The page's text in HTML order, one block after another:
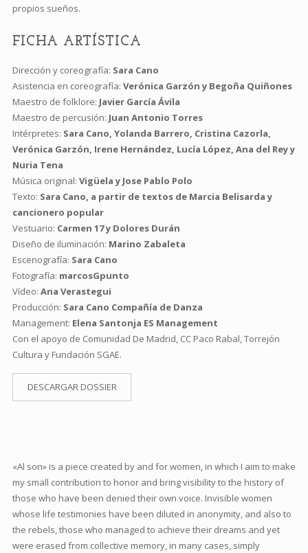
propios sueños.
FICHA ARTÍSTICA
Dirección y coreografía: Sara Cano
Asistencia en coreografía: Verónica Garzón y Begoña Quiñones
Maestro de folklore: Javier García Ávila
Maestro de percusión: Juan Antonio Torres
Intérpretes: Sara Cano, Yolanda Barrero, Cristina Cazorla,
Verónica Garzón, Irene Hernández, Lucía López, Ana del Rey y
Nuria Tena
Música original: Vigüela y Jose Pablo Polo
Texto: Sara Cano, a partir de textos de Marcia Belisarda y
cancionero popular
Vestuario: Carmen 17 y Dolores Durán
Diseño de iluminación: Marino Zabaleta
Escenografía: Sara Cano
Fotografía: marcosGpunto
Vídeo: Ana Verastegui
Producción: Sara Cano Compañía de Danza
Management: Elena Santonja ES Management
Con el apoyo de Comunidad De Madrid, CC Paco Rabal, Torrejón
Cultura y Fundación SGAE.
DESCARGAR DOSSIER
«Al son» is a piece created by and for women, in which I aim to make
my small contribution to honor and bring visibility to the history of
those who have been denied their own voice. Invisible women
whose life testimonies have been diluted in anonymity, and also to
the rebels, those who managed to achieve their dreams and yet
were erased from collective memory, in many cases, simply